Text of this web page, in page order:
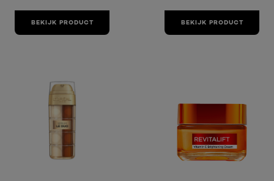
BEKIJK PRODUCT BEKIJK PRODUCT